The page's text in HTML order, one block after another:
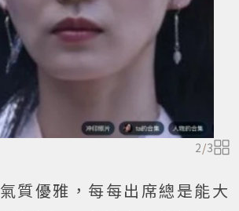
2/3
質優雅，每每出席總是能大